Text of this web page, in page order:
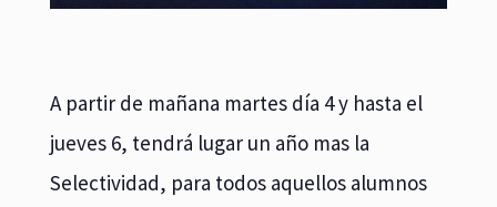
A partir de mañana martes día 4 y hasta el
jueves 6, tendrá lugar un año mas la
Selectividad, para todos aquellos alumnos